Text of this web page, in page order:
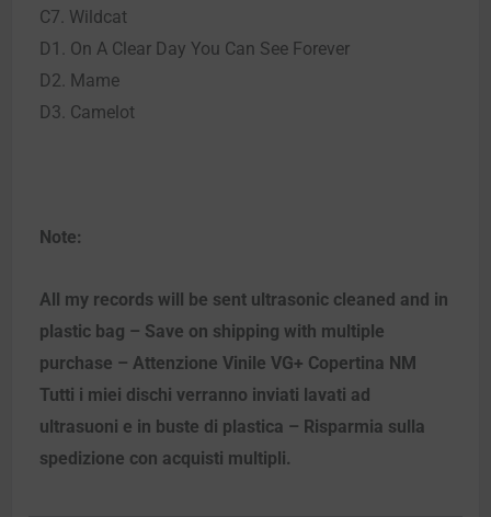
C7. Wildcat
D1. On A Clear Day You Can See Forever
D2. Mame
D3. Camelot
Note:
All my records will be sent ultrasonic cleaned and in
plastic bag – Save on shipping with multiple
purchase – Attenzione Vinile VG+ Copertina NM
Tutti i miei dischi verranno inviati lavati ad
ultrasuoni e in buste di plastica – Risparmia sulla
spedizione con acquisti multipli.